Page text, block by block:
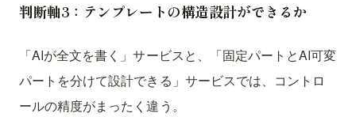
判断軸3：テンプレートの構造設計ができるか
「AIが全文を書く」サービスと、「固定パートとAI可変
パートを分けて設計できる」サービスでは、コントロ
ールの精度がまったく違う。